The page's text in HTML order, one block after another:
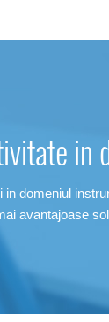
domeniul
avantajoase